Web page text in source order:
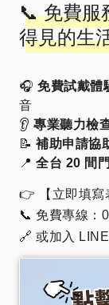
📞 免費服
得見的生
🎧 免費試戴體
音
👂 專業聽力檢
📝 補助申請協
📍 全台 20 間
👉 【立即填寫
📞 免費專線：
🔗 或加入 LINE